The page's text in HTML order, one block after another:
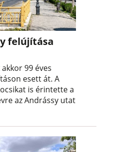
felújítása
99 éves
esett át. A
is érintette a
az Andrássy utat